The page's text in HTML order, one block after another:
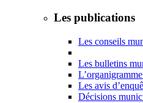
Les publications
Les conseils
Les bulletins
Les avis
Décisions